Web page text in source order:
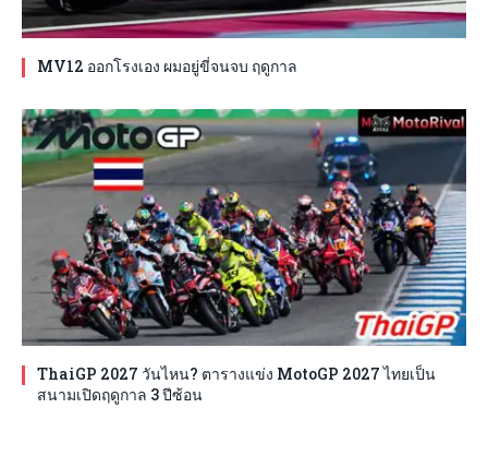
MV12 ออกโรงเอง ผมอยู่ขี่จนจบ ฤดูกาล
ThaiGP 2027 วันไหน? ตารางแข่ง MotoGP 2027 ไทยเป็น
สนามเปิดฤดูกาล 3 ปีซ้อน